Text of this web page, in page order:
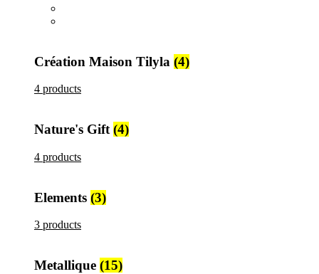
Création Maison Tilyla (4)
4 products
Nature's Gift (4)
4 products
Elements (3)
3 products
Metallique (15)